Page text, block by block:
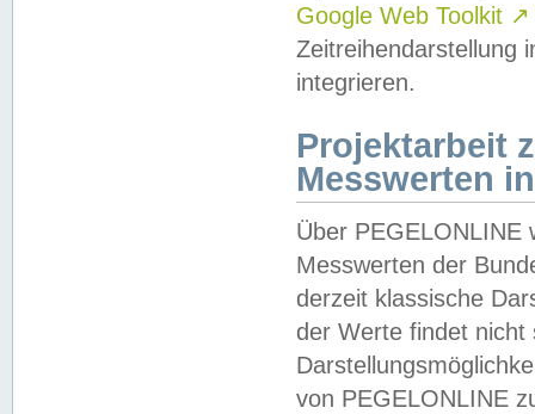
Google Web Toolkit ↗
Zeitreihendarstellung
integrieren.
Projektarbeit
Messwerten
Über PEGELONLINE
Messwerten der
derzeit klassische
der Werte findet
von PEGELONLINE